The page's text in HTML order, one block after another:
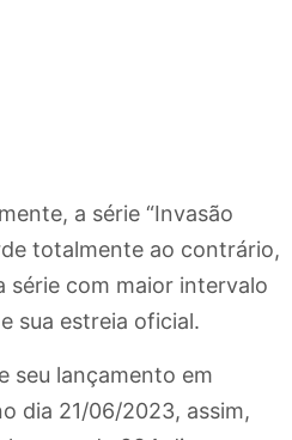
a série “Invasão
totalmente ao contrário,
série com maior intervalo
sua estreia oficial.
seu lançamento em
dia 21/06/2023, assim,